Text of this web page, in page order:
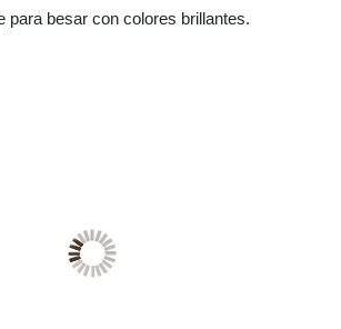
para besar con colores brillantes.